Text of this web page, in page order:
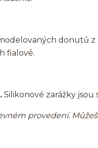
donutů z
fialové.
Silikonové zarážky jsou
provedení.